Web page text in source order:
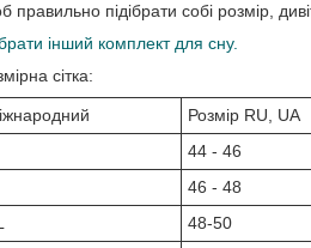
правильно підібрати собі розмір,
інший комплект для сну.
сітка:
Розмір RU, UA
44 - 46
46 - 48
48-50